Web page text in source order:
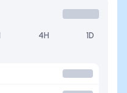
4H 1D